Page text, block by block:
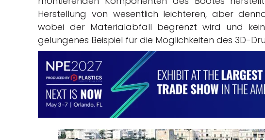
Herstellung von wesentlich leichteren, aber
wobei der Materialabfall begrenzt wird und
gelungenes Beispiel für die Möglichkeiten des 3D-